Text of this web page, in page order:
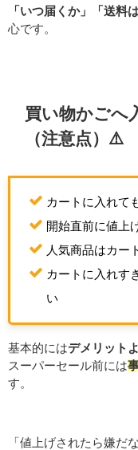
「いつ届くか」「送料
心です。
買い物かごへ
（注意点）⚠️
カートに入れて
開始直前に値上
人気商品はカー
カートに入れす
い
基本的にはデメリット
スーパーセール前には
す。
「値上げされたら嫌だ